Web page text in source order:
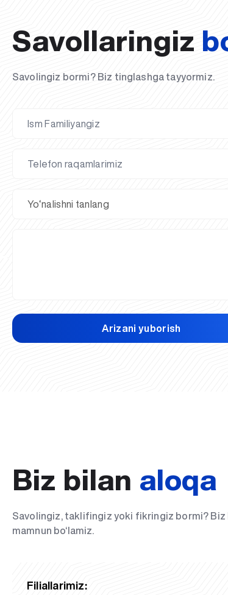
Savollaringiz
Savolingiz bormi? Biz tinglashga tayyormiz.
Arizani yuborish
Biz bilan aloqa
Savolingiz, taklifingiz yoki fikringiz bormi?
mamnun bo‘lamiz.
Filiallarimiz: